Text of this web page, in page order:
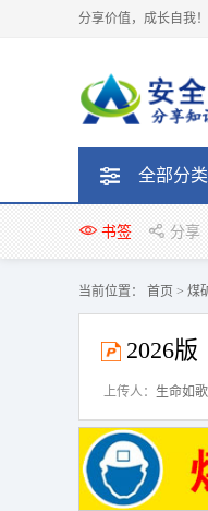
分享价值，成长自我！
全部分类
书签 分享
当前位置： 首页 > 煤
2026
上传人： 生命如